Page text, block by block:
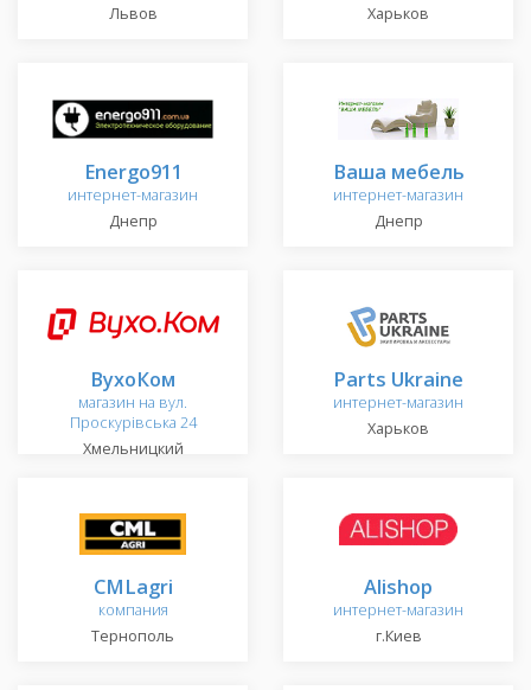
Львов
Харьков
Energo911
интернет-магазин
Днепр
Ваша мебель
интернет-магазин
Днепр
ВухоКом
магазин на вул.
Проскурівська 24
Хмельницкий
Parts Ukraine
интернет-магазин
Харьков
CMLagri
компания
Тернополь
Alishop
интернет-магазин
г.Киев